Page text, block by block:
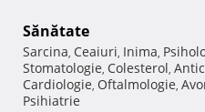
Sănătate
Sarcina, Ceaiuri, Inima,
Stomatologie, Colesterol,
Cardiologie, Oftalmologie,
Psihiatrie